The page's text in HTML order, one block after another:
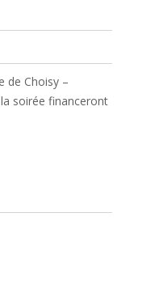
de Choisy –
soirée financeront